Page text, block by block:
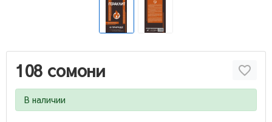
108 сомони
В наличии